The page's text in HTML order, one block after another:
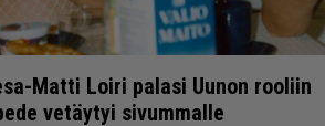
Matti Loiri palasi Uunon rooliin
vetäytyi sivummalle